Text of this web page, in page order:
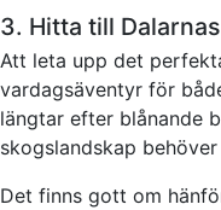
3. Hitta till
Att leta upp det
vardagsäventyr för
längtar efter blånande
skogslandskap
Det finns gott om